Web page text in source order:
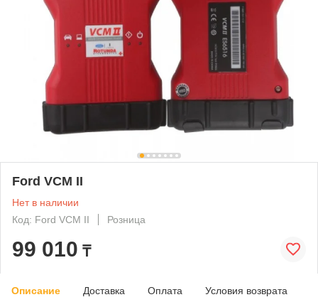
Ford VCM II
Нет в наличии
Код: Ford VCM II
Розница
99 010 ₸
Описание Доставка Оплата Условия возврата